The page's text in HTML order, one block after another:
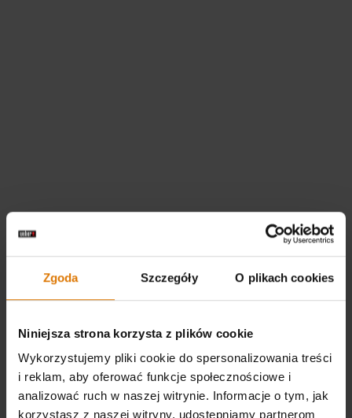
Zgoda Szczegóły O plikach cookies
Niniejsza strona korzysta z plików cookie
Wykorzystujemy pliki cookie do spersonalizowania treści
i reklam, aby oferować funkcje społecznościowe i
analizować ruch w naszej witrynie. Informacje o tym, jak
korzystasz z naszej witryny, udostępniamy partnerom